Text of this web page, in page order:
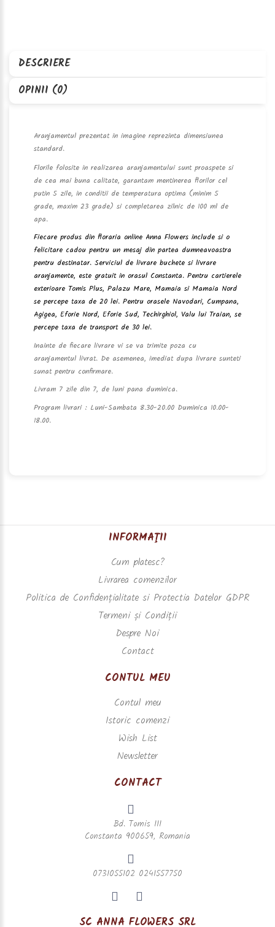
DESCRIERE
OPINII (0)
Aranjamentul prezentat in imagine reprezinta dimensiunea
standard.
Florile folosite in realizarea aranjamentului sunt proaspete si
de cea mai buna calitate, garantam mentinerea florilor cel
putin 5 zile, in conditii de temperatura optima (minim 5
grade, maxim 23 grade) si completarea zilnic de 100 ml de
apa.
Fiecare produs din floraria online Anna Flowers include si o
felicitare cadou pentru un mesaj din partea dumneavoastra
pentru destinatar. Serviciul de livrare buchete si livrare
aranjamente, este gratuit in orasul Constanta. Pentru cartierele
exterioare Tomis Plus, Palazu Mare, Mamaia si Mamaia Nord
se percepe taxa de 20 lei. Pentru orasele Navodari, Cumpana,
Agigea, Eforie Nord, Eforie Sud, Techirghiol, Valu lui Traian, se
percepe taxa de transport de 30 lei.
Inainte de fiecare livrare vi se va trimite poza cu
aranjamentul livrat. De asemenea, imediat dupa livrare sunteti
sunat pentru confirmare.
Livram 7 zile din 7, de luni pana duminica.
Program livrari : Luni-Sambata 8.30-20.00 Duminica 10.00-
18.00.
INFORMAŢII
Cum platesc?
Livrarea comenzilor
Politica de Confidențialitate si Protectia Datelor GDPR
Termeni și Condiții
Despre Noi
Contact
CONTUL MEU
Contul meu
Istoric comenzi
Wish List
Newsletter
CONTACT
Bd. Tomis 111
Constanta 900659, Romania
0731055102 0241557750
SC ANNA FLOWERS SRL